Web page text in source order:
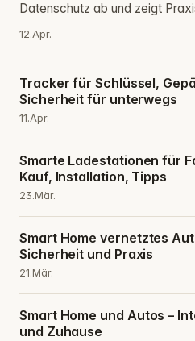
Datenschutz ab und zeigt
12.Apr.
Tracker für Schlüssel,
Sicherheit für unterwegs
11.Apr.
Smarte Ladestationen für
Kauf, Installation, Tipps
23.Mär.
Smart Home vernetztes
Sicherheit und Praxis
21.Mär.
Smart Home und Autos –
und Zuhause